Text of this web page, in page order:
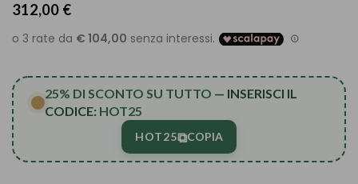
312,00 €
25% DI SCONTO SU TUTTO — INSERISCI IL
CODICE: HOT25
HOT25⧉COPIA